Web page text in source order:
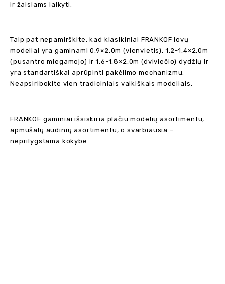
ir žaislams laikyti.
Taip pat nepamirškite, kad klasikiniai FRANKOF lovų
modeliai yra gaminami 0,9×2,0m (vienvietis), 1,2-1,4×2,0m
(pusantro miegamojo) ir 1,6-1,8×2,0m (dviviečio) dydžių ir
yra standartiškai aprūpinti pakėlimo mechanizmu.
Neapsiribokite vien tradiciniais vaikiškais modeliais.
FRANKOF gaminiai išsiskiria plačiu modelių asortimentu,
apmušalų audinių asortimentu, o svarbiausia –
neprilygstama kokybe.